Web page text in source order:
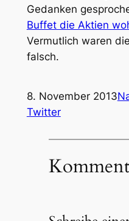
Gedanken
Buffet die Aktien
Vermutlich waren
falsch.
8. November 2013
Twitter